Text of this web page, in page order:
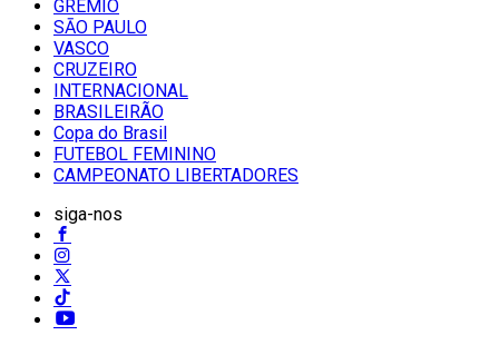
GRÊMIO
SĀO PAULO
VASCO
CRUZEIRO
INTERNACIONAL
BRASILEIRÃO
Copa do Brasil
FUTEBOL FEMININO
CAMPEONATO LIBERTADORES
siga-nos